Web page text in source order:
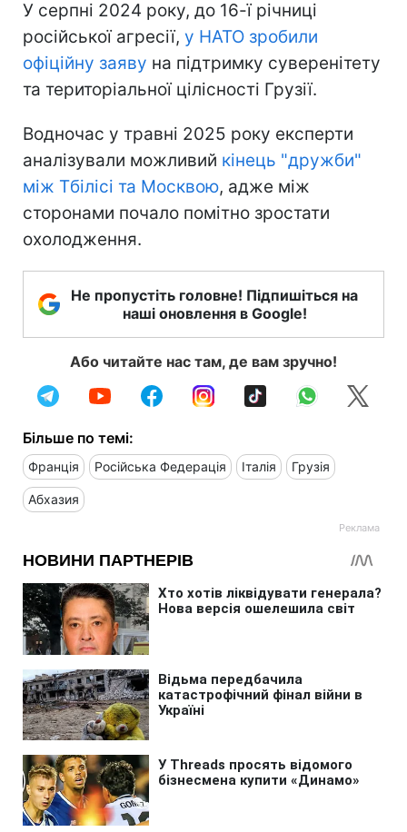
У серпні 2024 року, до 16-ї річниці
російської агресії, у НАТО зробили
офіційну заяву на підтримку суверенітету
та територіальної цілісності Грузії.
Водночас у травні 2025 року експерти
аналізували можливий кінець "дружби"
між Тбілісі та Москвою, адже між
сторонами почало помітно зростати
охолодження.
Не пропустіть головне! Підпишіться на
наші оновлення в Google!
Або читайте нас там, де вам зручно!
Більше по темі:
Франція Російська Федерація Італія Грузія
Абхазия